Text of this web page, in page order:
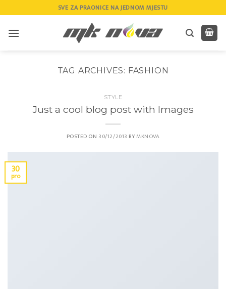
to
content
SVE ZA PRAONICE NA JEDNOM MJESTU
TAG ARCHIVES: FASHION
STYLE
Just a cool blog post with Images
POSTED ON 30/12/2013 BY MKNOVA
30
pro